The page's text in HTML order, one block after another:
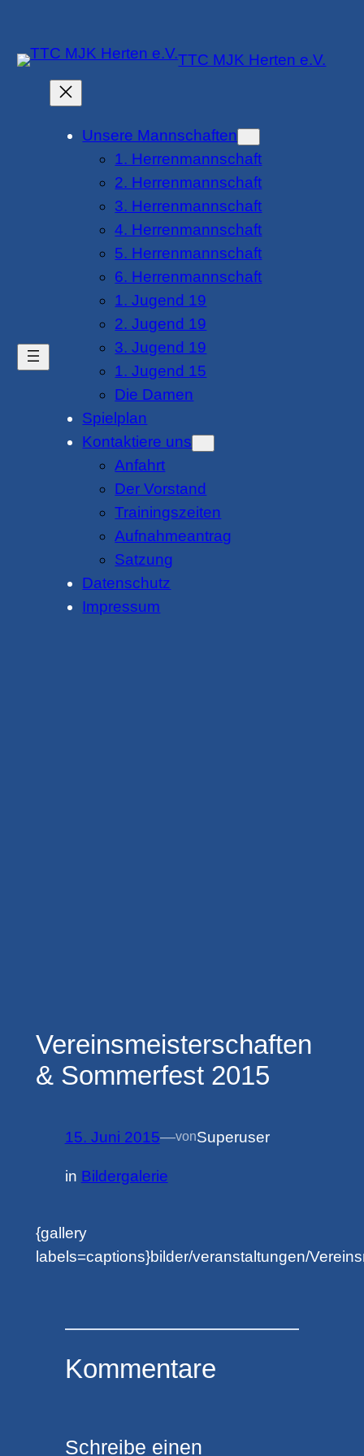
springen
TTC MJK Herten e.V.
Unsere Mannschaften
1. Herrenmannschaft
2. Herrenmannschaft
3. Herrenmannschaft
4. Herrenmannschaft
5. Herrenmannschaft
6. Herrenmannschaft
1. Jugend 19
2. Jugend 19
3. Jugend 19
1. Jugend 15
Die Damen
Spielplan
Kontaktiere uns
Anfahrt
Der Vorstand
Trainingszeiten
Aufnahmeantrag
Satzung
Datenschutz
Impressum
Vereinsmeisterschaften
& Sommerfest 2015
15. Juni 2015—vonSuperuser
in Bildergalerie
{gallery
labels=captions}bilder/veranstaltungen/
Kommentare
Schreibe einen